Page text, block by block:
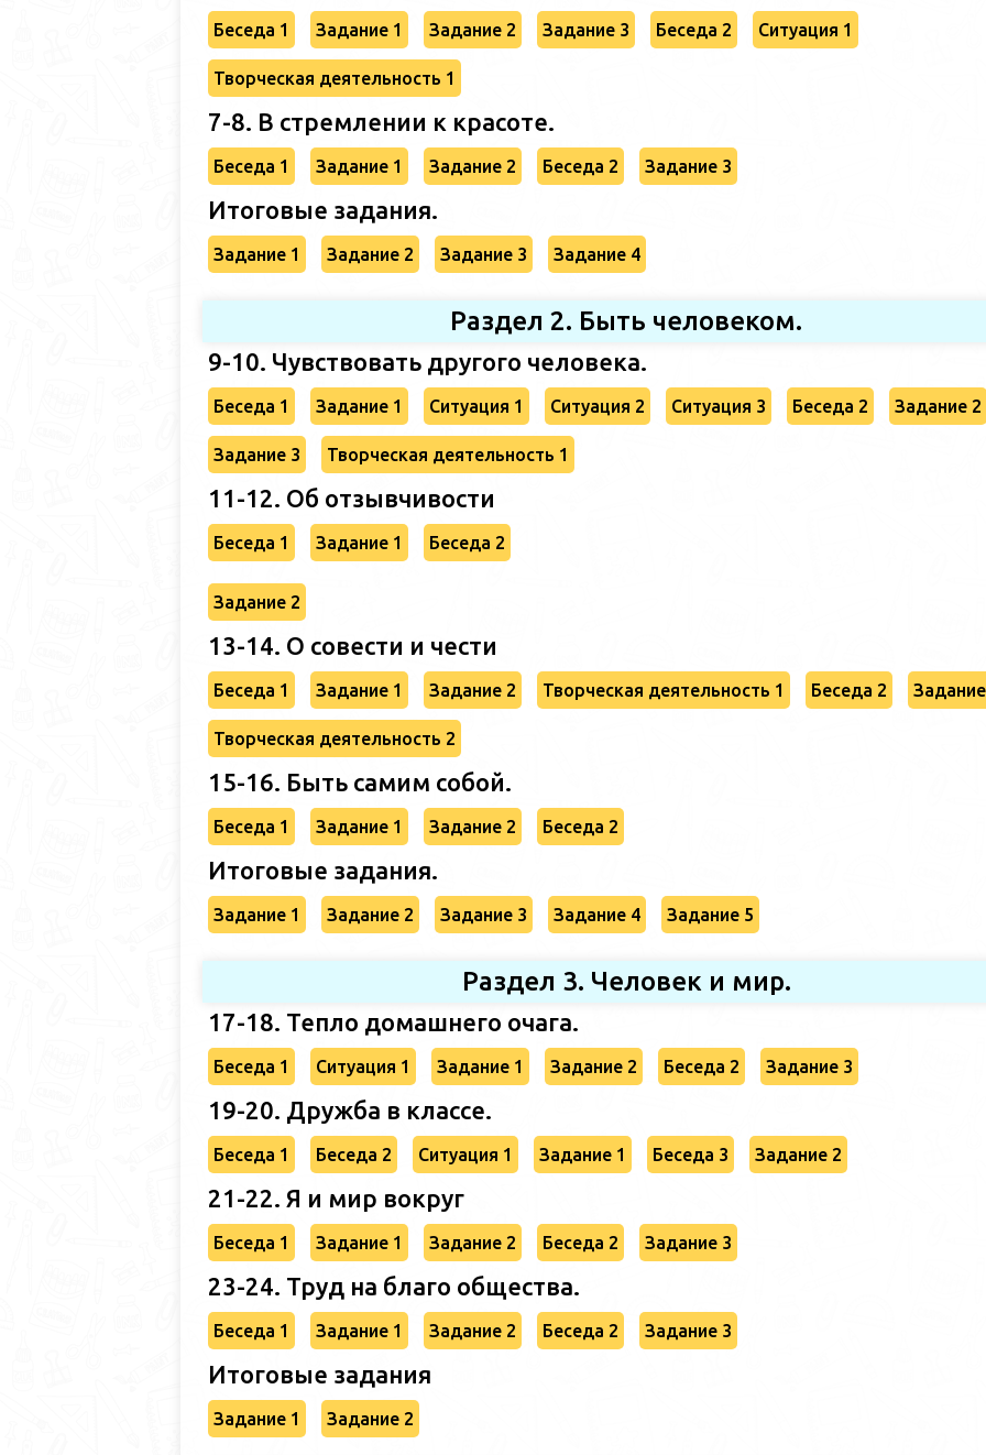
Беседа 1 Задание 1 Задание 2 Задание 3 Беседа 2 Ситуация 1
Творческая деятельность 1
7-8. В стремлении к красоте.
Беседа 1 Задание 1 Задание 2 Беседа 2 Задание 3
Итоговые задания.
Задание 1 Задание 2 Задание 3 Задание 4
Раздел 2. Быть человеком.
9-10. Чувствовать другого человека.
Беседа 1 Задание 1 Ситуация 1 Ситуация 2 Ситуация 3 Беседа 2 Задание 2
Задание 3 Творческая деятельность 1
11-12. Об отзывчивости
Беседа 1 Задание 1 Беседа 2
Задание 2
13-14. О совести и чести
Беседа 1 Задание 1 Задание 2 Творческая деятельность 1 Беседа 2
Творческая деятельность 2
15-16. Быть самим собой.
Беседа 1 Задание 1 Задание 2 Беседа 2
Итоговые задания.
Задание 1 Задание 2 Задание 3 Задание 4 Задание 5
Раздел 3. Человек и мир.
17-18. Тепло домашнего очага.
Беседа 1 Ситуация 1 Задание 1 Задание 2 Беседа 2 Задание 3
19-20. Дружба в классе.
Беседа 1 Беседа 2 Ситуация 1 Задание 1 Беседа 3 Задание 2
21-22. Я и мир вокруг
Беседа 1 Задание 1 Задание 2 Беседа 2 Задание 3
23-24. Труд на благо общества.
Беседа 1 Задание 1 Задание 2 Беседа 2 Задание 3
Итоговые задания
Задание 1 Задание 2